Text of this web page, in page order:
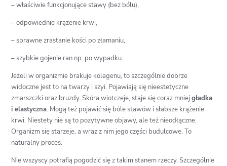
– właściwie funkcjonujące stawy (bez bólu),
– odpowiednie krążenie krwi,
– sprawne zrastanie kości po złamaniu,
– szybkie gojenie ran np. po wypadku.
Jeżeli w organizmie brakuje kolagenu, to szczególnie dobrze
widoczne jest to na twarzy i szyi. Pojawiają się nieestetyczne
zmarszczki oraz bruzdy. Skóra wiotczeje, staje się coraz mniejgładka
i elastyczna. Mogą też pojawić się bóle stawów i słabsze krążenie
krwi. Niestety nie są to pozytywne objawy, ale też nieodłączne.
Organizm się starzeje, a wraz z nim jego części budulcowe. To
naturalny proces.
Nie wszyscy potrafią pogodzić się z takim stanem rzeczy. Szczególnie